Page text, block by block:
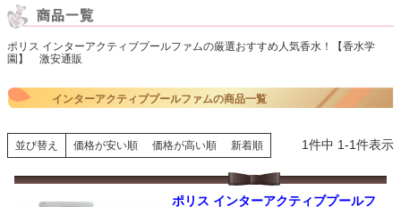
ポリス インターアクティブプールファムの厳選おすすめ人気香水！【香水学
園】 激安通販
インターアクティブプールファムの商品一覧
並び替え 価格が安い順 価格が高い順 新着順 1件中 1-1件表示
ポリス インターアクティブプールフ